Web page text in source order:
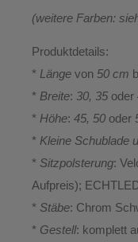
(weitere Farben:
Produktdetails:
* Länge von 50 cm
* Breite: 30, 35 oder
* Höhe: 45, 50 oder
* Kleine Schublade
* Sitzpolsterung:
Aufpreis);
* Stäbe: Chrom
* Gestell: komplett